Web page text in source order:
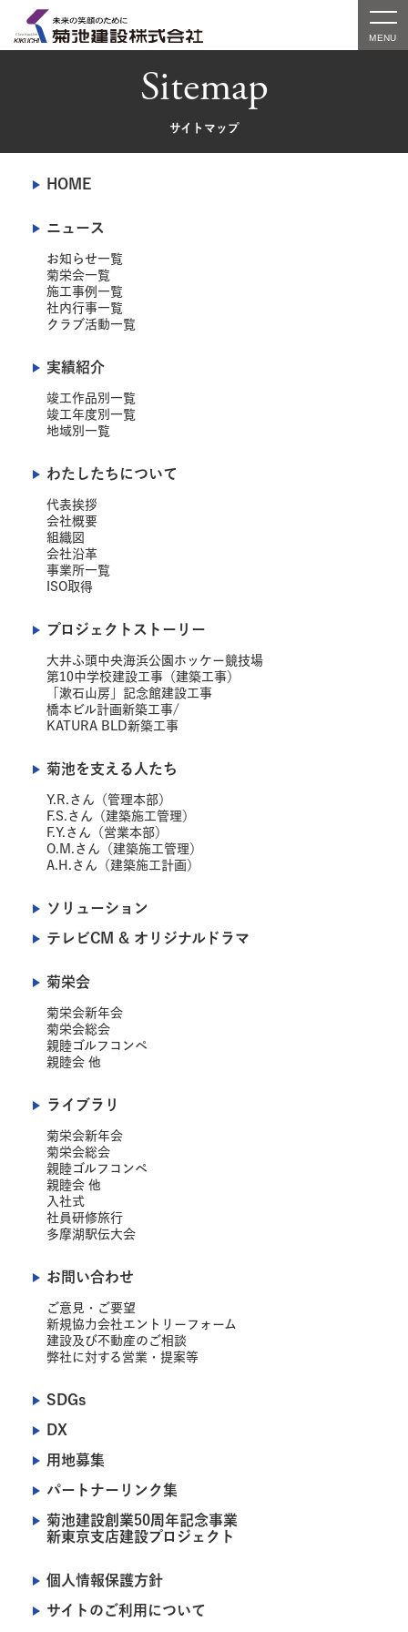
Sitemap
サイトマップ
HOME
ニュース
お知らせ一覧
菊栄会一覧
施工事例一覧
社内行事一覧
クラブ活動一覧
実績紹介
竣工作品別一覧
竣工年度別一覧
地域別一覧
わたしたちについて
代表挨拶
会社概要
組織図
会社沿革
事業所一覧
ISO取得
プロジェクトストーリー
大井ふ頭中央海浜公園ホッケー競技場
第10中学校建設工事（建築工事）
「漱石山房」記念館建設工事
橋本ビル計画新築工事/
KATURA BLD新築工事
菊池を支える人たち
Y.R.さん（管理本部）
F.S.さん（建築施工管理）
F.Y.さん（営業本部）
O.M.さん（建築施工管理）
A.H.さん（建築施工計画）
ソリューション
テレビCM & オリジナルドラマ
菊栄会
菊栄会新年会
菊栄会総会
親睦ゴルフコンペ
親睦会 他
ライブラリ
菊栄会新年会
菊栄会総会
親睦ゴルフコンペ
親睦会 他
入社式
社員研修旅行
多摩湖駅伝大会
お問い合わせ
ご意見・ご要望
新規協力会社エントリーフォーム
建設及び不動産のご相談
弊社に対する営業・提案等
SDGs
DX
用地募集
パートナーリンク集
菊池建設創業50周年記念事業
新東京支店建設プロジェクト
個人情報保護方針
サイトのご利用について